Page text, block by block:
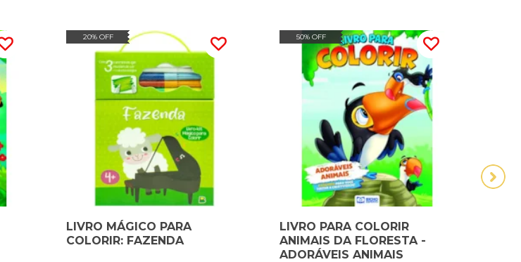
20% OFF
LIVRO MÁGICO PARA
COLORIR: FAZENDA
50% OFF
LIVRO PARA COLORIR
ANIMAIS DA FLORESTA -
ADORÁVEIS ANIMAIS